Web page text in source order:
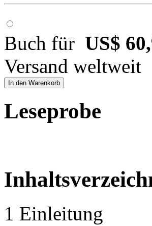
Buch für US$
Versand weltweit
In den Warenkorb
Leseprobe
1 Einleitung